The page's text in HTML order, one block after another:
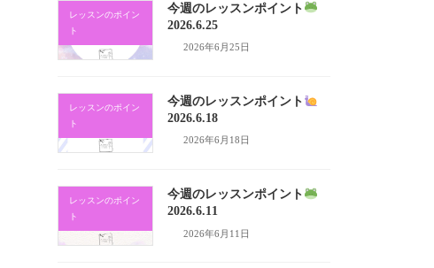
レッスンのポイン
ト
今週のレッスンポイント
2026.6.25
2026年6月25日
レッスンのポイン
ト
今週のレッスンポイント
2026.6.18
2026年6月18日
レッスンのポイン
ト
今週のレッスンポイント
2026.6.11
2026年6月11日